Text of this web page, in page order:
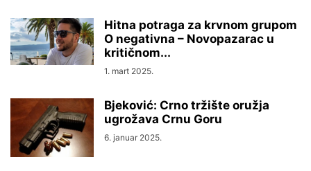
Hitna potraga za krvnom grupom
O negativna – Novopazarac u
kritičnom...
1. mart 2025.
Bjeković: Crno tržište oružja
ugrožava Crnu Goru
6. januar 2025.